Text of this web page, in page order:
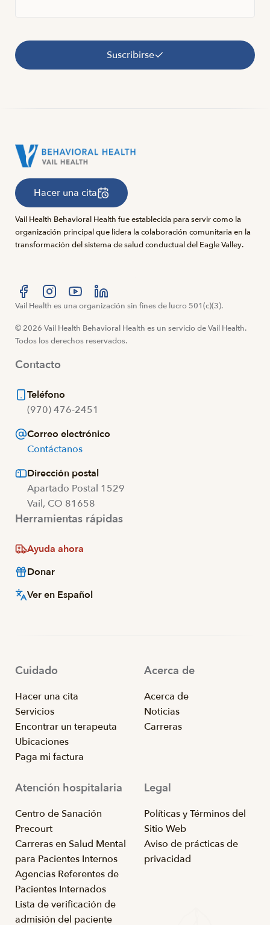
Suscribirse
Hacer una cita
Vail Health Behavioral Health fue establecida para servir como la
organización principal que lidera la colaboración comunitaria en la
transformación del sistema de salud conductual del Eagle Valley.
Visítanos en Facebook
Visítanos en Instagram
Visítanos en YouTube
Visítanos en LinkedIn
Vail Health es una organización sin fines de lucro 501(c)(3).
© 2026 Vail Health Behavioral Health es un servicio de Vail Health.
Todos los derechos reservados.
Contacto
Teléfono
(970) 476-2451
Correo electrónico
Contáctanos
Dirección postal
Apartado Postal 1529
Vail, CO 81658
Herramientas rápidas
Ayuda ahora
Donar
Ver en Español
Cuidado
Hacer una cita
Servicios
Encontrar un terapeuta
Ubicaciones
Paga mi factura
Acerca de
Acerca de
Noticias
Carreras
Atención hospitalaria
Centro de Sanación
Precourt
Carreras en Salud Mental
para Pacientes Internos
Agencias Referentes de
Pacientes Internados
Lista de verificación de
admisión del paciente
Legal
Políticas y Términos del
Sitio Web
Aviso de prácticas de
privacidad